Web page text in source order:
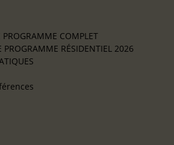
PROGRAMME COMPLET
PROGRAMME RÉSIDENTIEL 2026